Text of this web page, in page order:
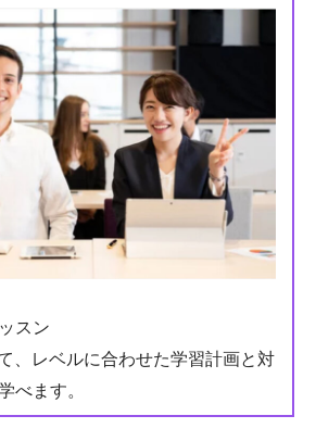
スン
、レベルに合わせた学習計画と対
べます。